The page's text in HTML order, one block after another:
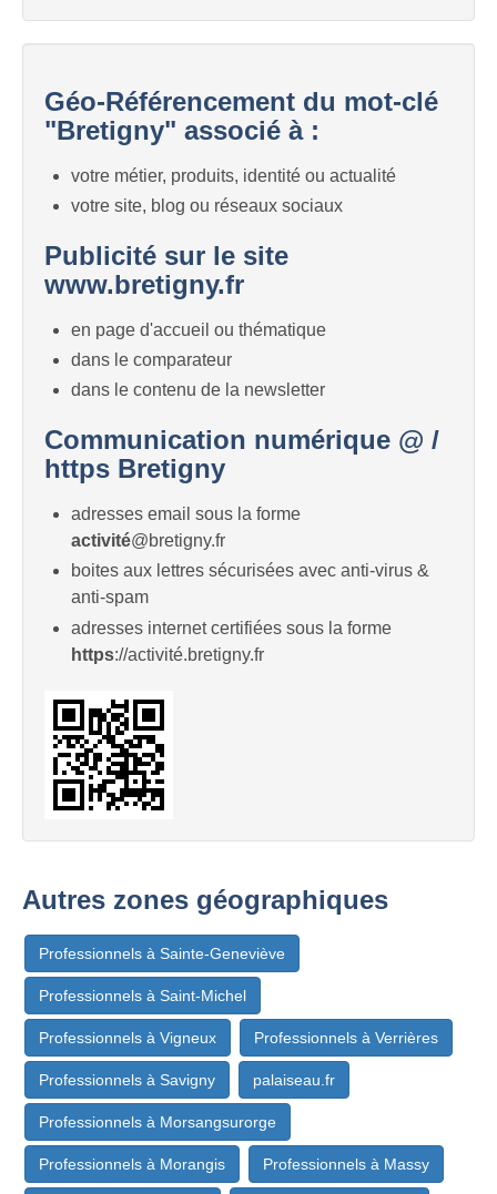
Géo-Référencement du mot-clé
"Bretigny" associé à :
votre métier, produits, identité ou actualité
votre site, blog ou réseaux sociaux
Publicité sur le site
www.bretigny.fr
en page d'accueil ou thématique
dans le comparateur
dans le contenu de la newsletter
Communication numérique @ /
https Bretigny
adresses email sous la forme
activité@bretigny.fr
boites aux lettres sécurisées avec anti-virus &
anti-spam
adresses internet certifiées sous la forme
https://activité.bretigny.fr
Autres zones géographiques
Professionnels à Sainte-Geneviève
Professionnels à Saint-Michel
Professionnels à Vigneux Professionnels à Verrières
Professionnels à Savigny palaiseau.fr
Professionnels à Morsangsurorge
Professionnels à Morangis Professionnels à Massy